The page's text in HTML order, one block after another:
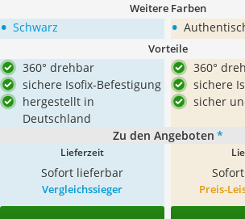
Weitere Farben
• Schwarz •
Vorteile
360° drehbar
sichere Isofix-Befestigung
hergestellt in
Deutschland
360°
sichere
sicher
Zu den Angeboten *
Lieferzeit
Sofort lieferbar
Vergleichssieger Preis-